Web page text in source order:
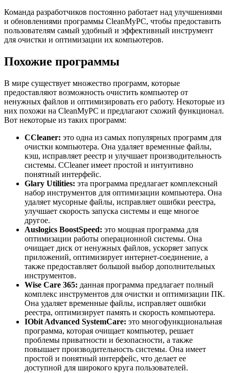
Команда разработчиков постоянно работает над улучшениями
и обновлениями программы CleanMyPC, чтобы предоставить
пользователям самый удобный и эффективный инструмент
для очистки и оптимизации их компьютеров.
Похожие программы
В мире существует множество программ, которые
предоставляют возможность очистить компьютер от
ненужных файлов и оптимизировать его работу. Некоторые из
них похожи на CleanMyPC и предлагают схожий функционал.
Вот некоторые из таких программ:
CCleaner: это одна из самых популярных программ для
очистки компьютера. Она удаляет временные файлы,
кэш, исправляет реестр и улучшает производительность
системы. CCleaner имеет простой и интуитивно
понятный интерфейс.
Glary Utilities: эта программа предлагает комплексный
набор инструментов для оптимизации компьютера. Она
удаляет мусорные файлы, исправляет ошибки реестра,
улучшает скорость запуска системы и еще многое
другое.
Auslogics BoostSpeed: это мощная программа для
оптимизации работы операционной системы. Она
очищает диск от ненужных файлов, ускоряет запуск
приложений, оптимизирует интернет-соединение, а
также предоставляет большой выбор дополнительных
инструментов.
Wise Care 365: данная программа предлагает полный
комплекс инструментов для очистки и оптимизации ПК.
Она удаляет временные файлы, исправляет ошибки
реестра, оптимизирует память и скорость компьютера.
IObit Advanced SystemCare: это многофункциональная
программа, которая очищает компьютер, решает
проблемы приватности и безопасности, а также
повышает производительность системы. Она имеет
простой и понятный интерфейс, что делает ее
доступной для широкого круга пользователей.